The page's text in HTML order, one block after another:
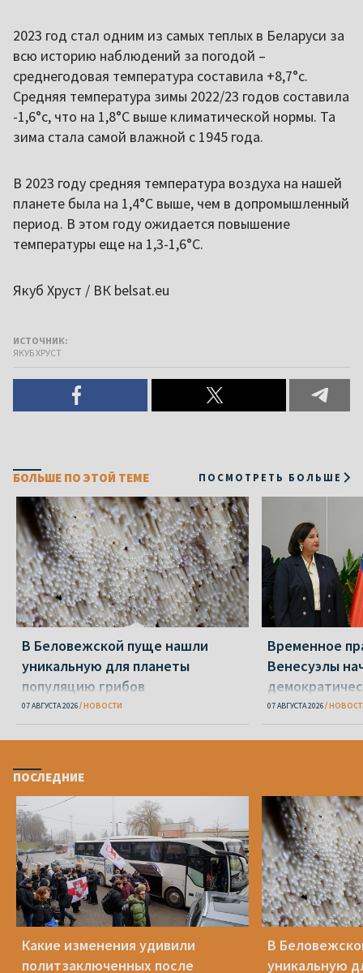
2023 год стал одним из самых теплых в Беларуси за
всю историю наблюдений за погодой –
среднегодовая температура составила +8,7°с.
Средняя температура зимы 2022/23 годов составила
-1,6°с, что на 1,8°С выше климатической нормы. Та
зима стала самой влажной с 1945 года.
В 2023 году средняя температура воздуха на нашей
планете была на 1,4°C выше, чем в допромышленный
период. В этом году ожидается повышение
температуры еще на 1,3-1,6°C.
Якуб Хруст / ВК belsat.eu
ИСТОЧНИК:
ЯКУБ ХРУСТ
БОЛЬШЕ ПО ЭТОЙ ТЕМЕ ПОСМОТРЕТЬ БОЛЬШЕ
В Беловежской пуще нашли
уникальную для планеты
популяцию грибов
07 АВГУСТА 2026 НОВОСТИ
Временное
Венесуэлы
07 АВГУСТА 2026
ПОСЛЕДНИЕ
Какие изменения удивили
политзаключенных после
В
уникальную